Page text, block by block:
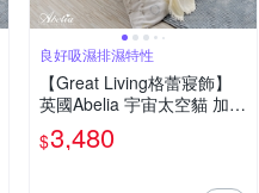
良好吸濕排濕特性
【Great Living格蕾寢飾】
英國Abelia 宇宙太空貓 加大
天絲木漿四件式兩用被床包
組
$3,480